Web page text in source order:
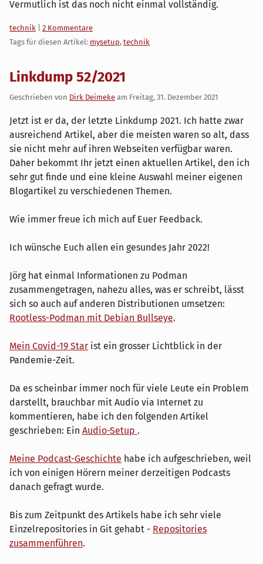
Vermutlich ist das noch nicht einmal vollständig.
Kategorien:
technik
2 Kommentare
Tags für diesen Artikel: mysetup, technik
Linkdump 52/2021
Geschrieben von Dirk Deimeke am Freitag, 31. Dezember 2021
Jetzt ist er da, der letzte Linkdump 2021. Ich hatte zwar
ausreichend Artikel, aber die meisten waren so alt, dass
sie nicht mehr auf ihren Webseiten verfügbar waren.
Daher bekommt Ihr jetzt einen aktuellen Artikel, den ich
sehr gut finde und eine kleine Auswahl meiner eigenen
Blogartikel zu verschiedenen Themen.
Wie immer freue ich mich auf Euer Feedback.
Ich wünsche Euch allen ein gesundes Jahr 2022!
Jörg hat einmal Informationen zu Podman
zusammengetragen, nahezu alles, was er schreibt, lässt
sich so auch auf anderen Distributionen umsetzen:
Rootless-Podman mit Debian Bullseye.
Mein Covid-19 Star ist ein grosser Lichtblick in der
Pandemie-Zeit.
Da es scheinbar immer noch für viele Leute ein Problem
darstellt, brauchbar mit Audio via Internet zu
kommentieren, habe ich den folgenden Artikel
geschrieben: Ein Audio-Setup .
Meine Podcast-Geschichte habe ich aufgeschrieben, weil
ich von einigen Hörern meiner derzeitigen Podcasts
danach gefragt wurde.
Bis zum Zeitpunkt des Artikels habe ich sehr viele
Einzelrepositories in Git gehabt - Repositories
zusammenführen.